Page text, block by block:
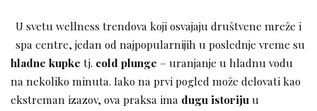
U svetu wellness trendova koji osvajaju društvene mreže i
spa centre, jedan od najpopularnijih u poslednje vreme su
hladne kupke tj. cold plunge – uranjanje u hladnu vodu
na nekoliko minuta. Iako na prvi pogled može delovati kao
ekstreman izazov, ova praksa ima dugu istoriju u